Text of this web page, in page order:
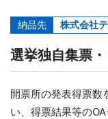
納品先 株式会社
選挙独自集票
開票所の発表得票数
い、得票結果等の